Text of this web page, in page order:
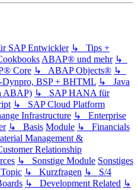
SAP Entwickler ↳ Tips +
ABAP® und mehr ↳
Core ↳ ABAP Objects® ↳
BSP + BHTML ↳ Java
ABAP) ↳ SAP HANA für
↳ SAP Cloud Platform
Infrastructure ↳ Enterprise
↳ Basis Module ↳ Financials
Management &
Relationship
↳ Sonstige Module Sonstiges
↳ Kurzfragen ↳ S/4
↳ Development Related ↳